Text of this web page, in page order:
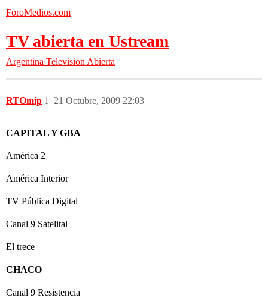
ForoMedios.com
TV abierta en Ustream
Argentina Televisión Abierta
RTOmip 21 Octubre, 2009 22:03
1
CAPITAL Y GBA
América 2
América Interior
TV Pública Digital
Canal 9 Satelital
El trece
CHACO
Canal 9 Resistencia